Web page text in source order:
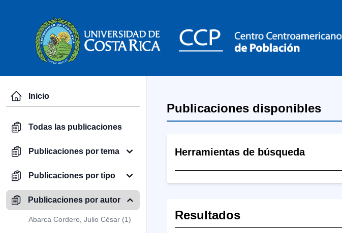
Inicio
Todas las publicaciones
Publicaciones por tema
Publicaciones por tipo
Publicaciones por autor
Abarca Cordero, Julio César (1)
Publicaciones disponibles
Herramientas de búsqueda
Resultados